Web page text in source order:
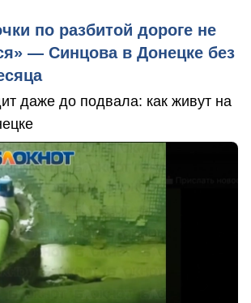
по разбитой дороге не
— Синцова в Донецке без
даже до подвала: как живут на